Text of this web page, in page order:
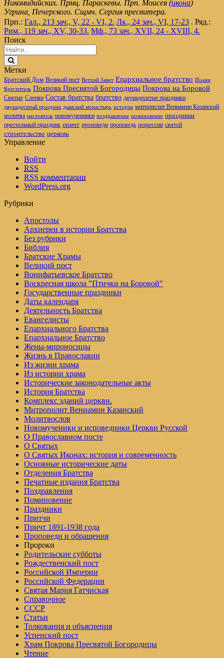
Никомидийских. Прмц. Параскевы. Прп. Моисея (икона)
Угрина, Печерского. Сщмч. Сергия пресвитера.
Прп.: Гал., 213 зач., V, 22 - VI, 2. Лк., 24 зач., VI, 17-23 . Ряд.:
Рим., 119 зач., XV, 30-33. Мф., 73 зач., XVII, 24 - XVIII, 4.
Поиск
Метки
Братский Дом Великий пост Ветхий Завет Епархиальное братство Иоанн
Креститель Покрова Пресвятой Богородицы Покрова на Боровой
Святые Слепян Состав братства братство двунадесятые праздники
двунадесятый праздник дымский монастырь история митрополит Вениамин Казанский
молитва настоятель новомученники поздравление поминовение праздники
престольный праздник причт проповеди проповедь репрессии святой
строительство церковь
Управление
Войти
RSS
RSS комментарии
WordPress.org
Рубрики
Апостолы
Архиереи в истории Братства
Без рубрики
Библия
Братские Храмы
Великий пост
Вонифатьевское Братство
Воскресная школа "Птички на Боровой"
Государственные праздники
Даты календаря
Деятельность Братства
Евангелисты
Епархиального Братства
Епархиальное Братство
Жены-мироносицы
Жизнь в Православии
Из жизни храма
Из истории храма
Исторические законодательные акты
История Братства
Комплекс зданий церкви.
Митрополит Вениамин Казанский
Молитвослов
Но­во­му­че­ни­ки и ис­по­вед­ни­ки Церк­ви Рус­ской
О Православном посте
О Святых
О Святых Иконах: история и современность
Основные исторические даты
Отделения Братства
Печатные издания Братства
Поздравления
Поминовение
Праздники
Притчи
Причт 1891-1938 года
Проповеди и обращения
Пророки
Родительские субботы
Рождественский пост
Российской Империи
Российской Федерации
Святая Мария Гатчиская
Справочное
СССР
Статьи
Толкования и объяснения
Успенский пост
Храм Покрова Пресвятой Богородицы
Чтение